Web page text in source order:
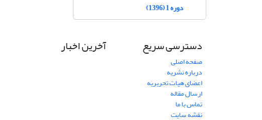
دوره 1 (1396)
دسترسی سریع
صفحه اصلی
درباره نشریه
اعضای هیات تحریریه
ارسال مقاله
تماس با ما
نقشه سایت
آخرین اخبار